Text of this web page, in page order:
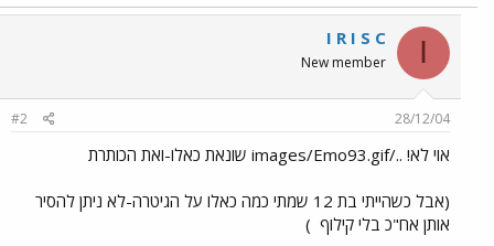
I
I R I S C
New member
28/12/04
#2
אוי לא! ../images/Emo93.gif שונאת כאלו-ואת הכותרת
(אבל כשהייתי בת 12 שמתי כמה כאלו על הגיטרה-לא ניתן להסיר
אותן אח"כ בלי קילוף )